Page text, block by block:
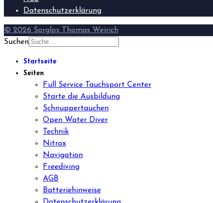
Datenschutzerklärung
© 2026 Sorglos Thomas Weirich
Suchen
Startseite
Seiten
Full Service Tauchsport Center
Starte die Ausbildung
Schnuppertauchen
Open Water Diver
Technik
Nitrox
Navigation
Freediving
AGB
Batteriehinweise